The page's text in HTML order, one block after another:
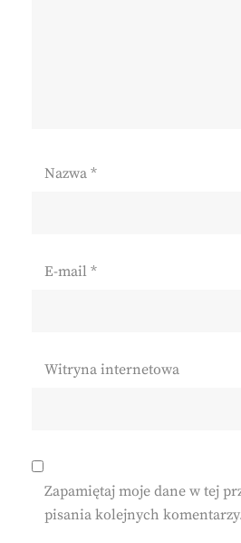
Nazwa *
E-mail *
Witryna internetowa
Zapamiętaj moje dane w tej
pisania kolejnych